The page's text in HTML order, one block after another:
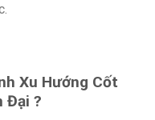
Xu Hướng Cốt
Đại ?